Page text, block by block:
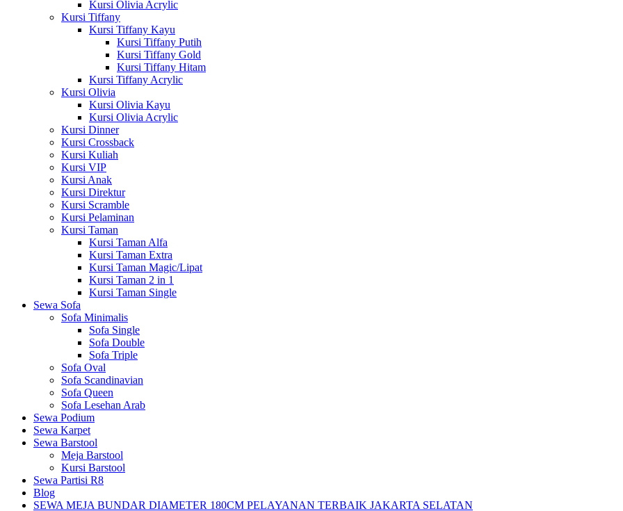
Kursi Olivia Acrylic
Kursi Tiffany
Kursi Tiffany Kayu
Kursi Tiffany Putih
Kursi Tiffany Gold
Kursi Tiffany Hitam
Kursi Tiffany Acrylic
Kursi Olivia
Kursi Olivia Kayu
Kursi Olivia Acrylic
Kursi Dinner
Kursi Crossback
Kursi Kuliah
Kursi VIP
Kursi Anak
Kursi Direktur
Kursi Scramble
Kursi Pelaminan
Kursi Taman
Kursi Taman Alfa
Kursi Taman Extra
Kursi Taman Magic/Lipat
Kursi Taman 2 in 1
Kursi Taman Single
Sewa Sofa
Sofa Minimalis
Sofa Single
Sofa Double
Sofa Triple
Sofa Oval
Sofa Scandinavian
Sofa Queen
Sofa Lesehan Arab
Sewa Podium
Sewa Karpet
Sewa Barstool
Meja Barstool
Kursi Barstool
Sewa Partisi R8
Blog
SEWA MEJA BUNDAR DIAMETER 180CM PELAYANAN TERBAIK JAKARTA SELATAN